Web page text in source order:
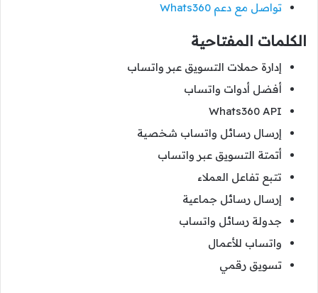
تواصل مع دعم Whats360
الكلمات المفتاحية
إدارة حملات التسويق عبر واتساب
أفضل أدوات واتساب
Whats360 API
إرسال رسائل واتساب شخصية
أتمتة التسويق عبر واتساب
تتبع تفاعل العملاء
إرسال رسائل جماعية
جدولة رسائل واتساب
واتساب للأعمال
تسويق رقمي